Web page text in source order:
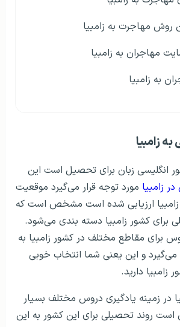
روش مهاجرت به زامبیا
مهاجران به زامبیا
به زامبیا
زامبیا
انگلیسی زبان برای تحصیل است این
زامبیا مورد توجه قرار می‌گیرد موقعیت
زامبیا ارزیابی شده است مشخص است که
برای کشور زامبیا دسته بندی می‌شود.
برای مقاطع مختلف در کشور زامبیا به
و این یعنی شما انتخاب خوبی
دارید.
در زمینه یادگیری دروس مختلف بسیار
روند تحصیلی برای این کشور به این